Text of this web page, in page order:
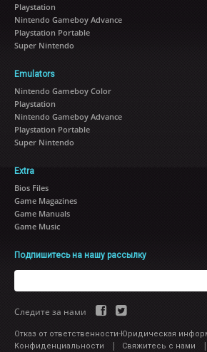
Playstation
Nintendo Gameboy Advance
Playstation Portable
Super Nintendo
Emulators
Nintendo Gameboy Color
Playstation
Nintendo Gameboy Advance
Playstation Portable
Super Nintendo
Extra
Bios Files
Game Magazines
Game Manuals
Game Music
Подпишитесь на нашу рассылку
Следите за нами
Отказ от ответственности-Юридическая
Конфиденциальности | Свяжитесь с нами
|